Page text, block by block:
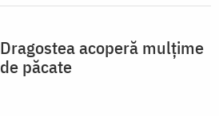
Dragostea acoperă mulțime
de păcate